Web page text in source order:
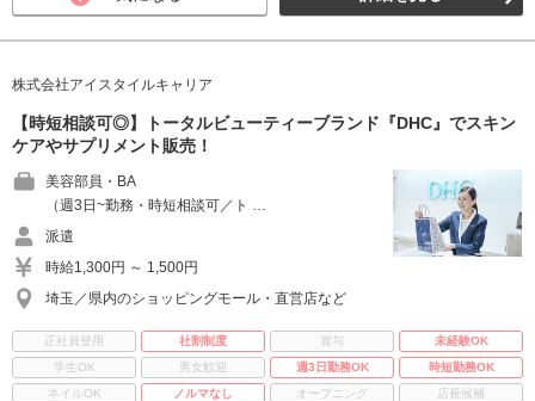
株式会社アイスタイルキャリア
【時短相談可◎】トータルビューティーブランド『DHC』でスキン
ケアやサプリメント販売！
美容部員・BA
（週3日~勤務・時短相談可／ト …
派遣
時給1,300円 ～ 1,500円
埼玉／県内のショッピングモール・直営店など
正社員登用 社割制度 賞与
未経験OK
学生OK
男女歓迎 週3日勤務OK
時短勤務OK
ネイルOK
ノルマなし オープニング
店長候補